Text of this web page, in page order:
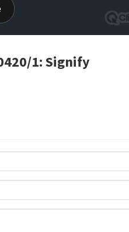
1: Signify